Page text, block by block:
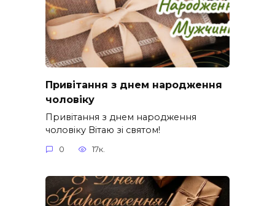
Привітання з днем народження
чоловіку
Привітання з днем народження
чоловіку Вітаю зі святом!
0 17к.